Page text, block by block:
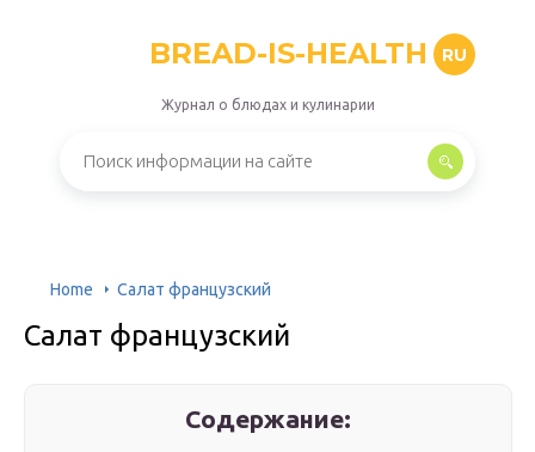
BREAD-IS-HEALTH RU
Журнал о блюдах и кулинарии
Home Салат французский
Салат французский
Содержание: